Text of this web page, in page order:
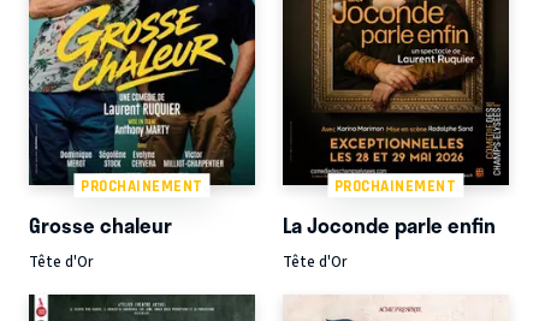
PROCHAINEMENT
Grosse chaleur
Tête d'Or
PROCHAINEMENT
La Joconde parle enfin
Tête d'Or